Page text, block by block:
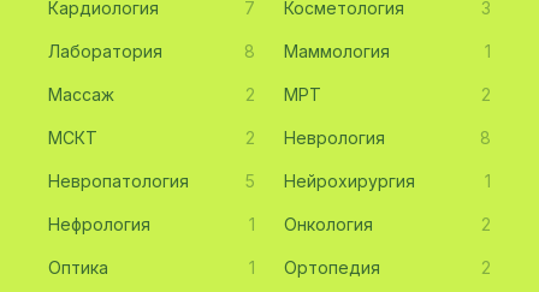
Кардиология 7 Косметология 3
Лаборатория 8 Маммология 1
Массаж 2 МРТ 2
МСКТ 2 Неврология 8
Невропатология 5 Нейрохирургия 1
Нефрология 1 Онкология 2
Оптика 1 Ортопедия 2